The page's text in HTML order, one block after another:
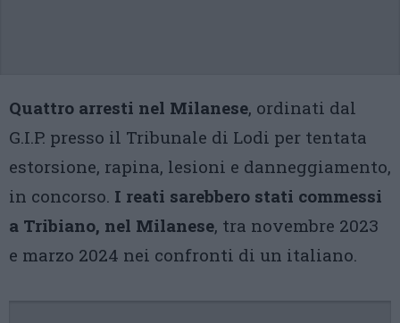
Quattro arresti nel Milanese, ordinati dal
G.I.P. presso il Tribunale di Lodi per tentata
estorsione, rapina, lesioni e danneggiamento,
in concorso. I reati sarebbero stati commessi
a Tribiano, nel Milanese, tra novembre 2023
e marzo 2024 nei confronti di un italiano.